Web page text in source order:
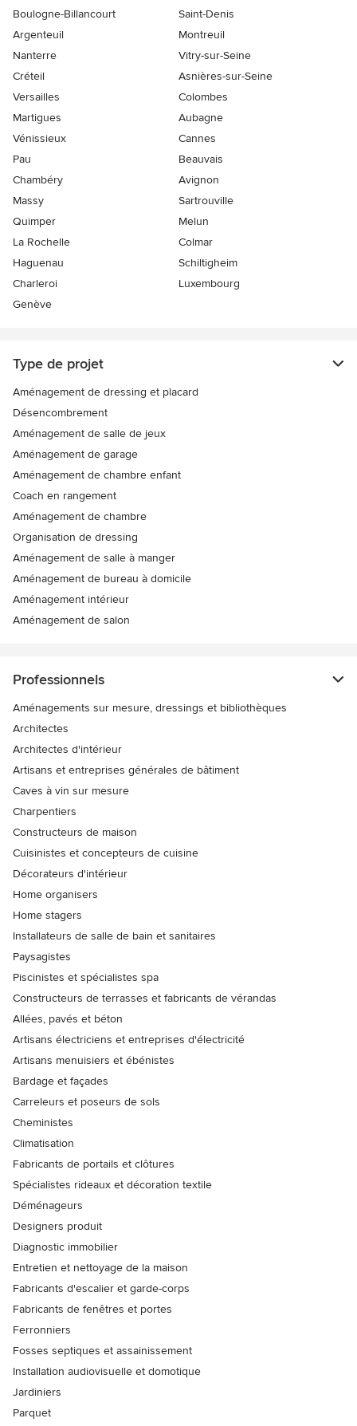
Boulogne-Billancourt
Saint-Denis
Argenteuil
Montreuil
Nanterre
Vitry-sur-Seine
Créteil
Asnières-sur-Seine
Versailles
Colombes
Martigues
Aubagne
Vénissieux
Cannes
Pau
Beauvais
Chambéry
Avignon
Massy
Sartrouville
Quimper
Melun
La Rochelle
Colmar
Haguenau
Schiltigheim
Charleroi
Luxembourg
Genève
Type de projet
Aménagement de dressing et placard
Désencombrement
Aménagement de salle de jeux
Aménagement de garage
Aménagement de chambre enfant
Coach en rangement
Aménagement de chambre
Organisation de dressing
Aménagement de salle à manger
Aménagement de bureau à domicile
Aménagement intérieur
Aménagement de salon
Professionnels
Aménagements sur mesure, dressings et bibliothèques
Architectes
Architectes d'intérieur
Artisans et entreprises générales de bâtiment
Caves à vin sur mesure
Charpentiers
Constructeurs de maison
Cuisinistes et concepteurs de cuisine
Décorateurs d'intérieur
Home organisers
Home stagers
Installateurs de salle de bain et sanitaires
Paysagistes
Piscinistes et spécialistes spa
Constructeurs de terrasses et fabricants de vérandas
Allées, pavés et béton
Artisans électriciens et entreprises d'électricité
Artisans menuisiers et ébénistes
Bardage et façades
Carreleurs et poseurs de sols
Cheministes
Climatisation
Fabricants de portails et clôtures
Spécialistes rideaux et décoration textile
Déménageurs
Designers produit
Diagnostic immobilier
Entretien et nettoyage de la maison
Fabricants d'escalier et garde-corps
Fabricants de fenêtres et portes
Ferronniers
Fosses septiques et assainissement
Installation audiovisuelle et domotique
Jardiniers
Parquet